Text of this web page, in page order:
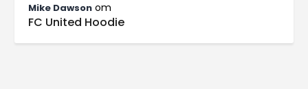
Mike Dawson om
FC United Hoodie